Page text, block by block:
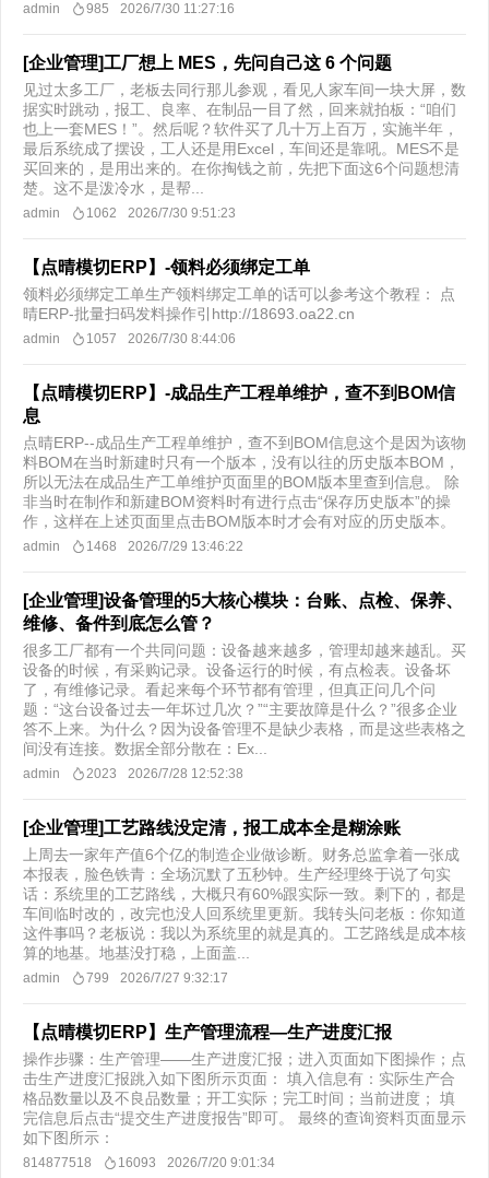
admin 985 2026/7/30 11:27:16
[企业管理]工厂想上 MES，先问自己这 6 个问题
见过太多工厂，老板去同行那儿参观，看见人家车间一块大屏，数
据实时跳动，报工、良率、在制品一目了然，回来就拍板：“咱们
也上一套MES！”。然后呢？软件买了几十万上百万，实施半年，
最后系统成了摆设，工人还是用Excel，车间还是靠吼。MES不是
买回来的，是用出来的。在你掏钱之前，先把下面这6个问题想清
楚。这不是泼冷水，是帮...
admin 1062 2026/7/30 9:51:23
【点晴模切ERP】-领料必须绑定工单
领料必须绑定工单生产领料绑定工单的话可以参考这个教程： 点
晴ERP-批量扫码发料操作引http://18693.oa22.cn
admin 1057 2026/7/30 8:44:06
【点晴模切ERP】-成品生产工程单维护，查不到BOM信
息
点晴ERP--成品生产工程单维护，查不到BOM信息这个是因为该物
料BOM在当时新建时只有一个版本，没有以往的历史版本BOM，
所以无法在成品生产工单维护页面里的BOM版本里查到信息。 除
非当时在制作和新建BOM资料时有进行点击“保存历史版本”的操
作，这样在上述页面里点击BOM版本时才会有对应的历史版本。
admin 1468 2026/7/29 13:46:22
[企业管理]设备管理的5大核心模块：台账、点检、保养、
维修、备件到底怎么管？
很多工厂都有一个共同问题：设备越来越多，管理却越来越乱。买
设备的时候，有采购记录。设备运行的时候，有点检表。设备坏
了，有维修记录。看起来每个环节都有管理，但真正问几个问
题：“这台设备过去一年坏过几次？”“主要故障是什么？”很多企业
答不上来。为什么？因为设备管理不是缺少表格，而是这些表格之
间没有连接。数据全部分散在：Ex...
admin 2023 2026/7/28 12:52:38
[企业管理]工艺路线没定清，报工成本全是糊涂账
上周去一家年产值6个亿的制造企业做诊断。财务总监拿着一张成
本报表，脸色铁青：​全场沉默了五秒钟。生产经理终于说了句实
话：系统里的工艺路线，大概只有60%跟实际一致。剩下的，都是
车间临时改的，改完也没人回系统里更新。我转头问老板：你知道
这件事吗？老板说：我以为系统里的就是真的。工艺路线是成本核
算的地基。地基没打稳，上面盖...
admin 799 2026/7/27 9:32:17
【点晴模切ERP】生产管理流程—生产进度汇报
操作步骤：生产管理——生产进度汇报；进入页面如下图操作；点
击生产进度汇报跳入如下图所示页面： 填入信息有：实际生产合
格品数量以及不良品数量；开工实际；完工时间；当前进度； 填
完信息后点击“提交生产进度报告”即可。 最终的查询资料页面显示
如下图所示：
814877518 16093 2026/7/20 9:01:34